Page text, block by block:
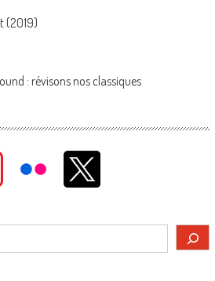
(2019)
: révisons nos classiques